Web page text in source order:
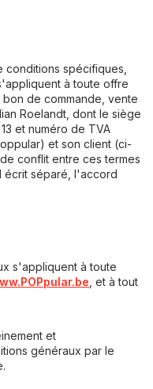
conditions spécifiques,
à toute offre
de commande, vente
Roelandt, dont le siège
et numéro de TVA
et son client (ci-
conflit entre ces termes
écrit séparé, l'accord
s'appliquent à toute
, et à tout
et
généraux par le